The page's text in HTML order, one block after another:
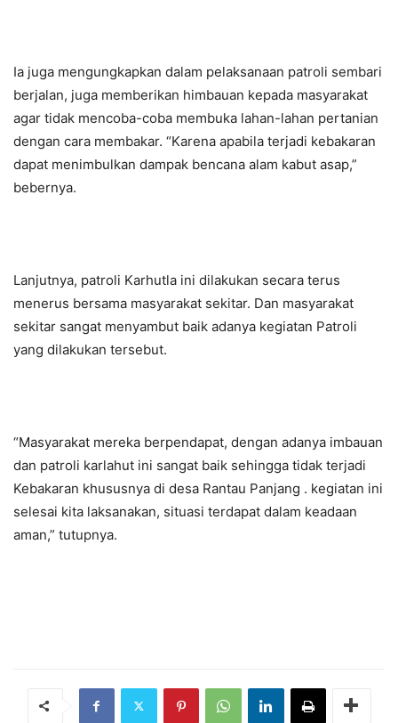
Ia juga mengungkapkan dalam pelaksanaan patroli sembari
berjalan, juga memberikan himbauan kepada masyarakat
agar tidak mencoba-coba membuka lahan-lahan pertanian
dengan cara membakar. “Karena apabila terjadi kebakaran
dapat menimbulkan dampak bencana alam kabut asap,”
bebernya.
Lanjutnya, patroli Karhutla ini dilakukan secara terus
menerus bersama masyarakat sekitar. Dan masyarakat
sekitar sangat menyambut baik adanya kegiatan Patroli
yang dilakukan tersebut.
“Masyarakat mereka berpendapat, dengan adanya imbauan
dan patroli karlahut ini sangat baik sehingga tidak terjadi
Kebakaran khususnya di desa Rantau Panjang . kegiatan ini
selesai kita laksanakan, situasi terdapat dalam keadaan
aman,” tutupnya.